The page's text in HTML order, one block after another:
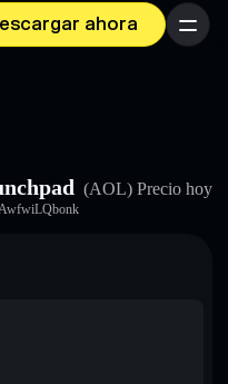
ahora Menú
(AOL) Precio hoy